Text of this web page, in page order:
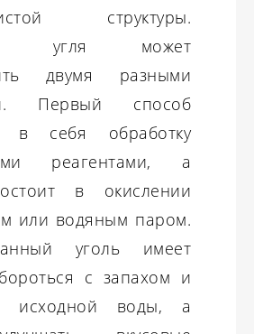
структуры.
угля может
двумя разными
Первый способ
в себя обработку
реагентами, а
в окислении
или водяным паром.
уголь имеет
с запахом и
исходной воды, а